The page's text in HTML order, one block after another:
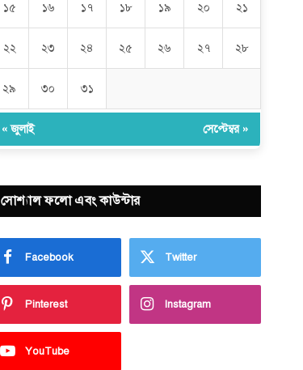
১৫ ১৬ ১৭ ১৮ ১৯ ২০ ২১
২২ ২৩ ২৪ ২৫ ২৬ ২৭ ২৮
২৯ ৩০ ৩১
« জুলাই সেপ্টেম্বর »
সোশ্যাল ফলো এবং কাউন্টার
Facebook Twitter
Pinterest Instagram
YouTube